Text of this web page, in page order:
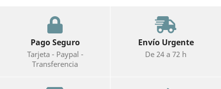
Pago Seguro
Tarjeta - Paypal -
Transferencia
Envío Urgente
De 24 a 72 h